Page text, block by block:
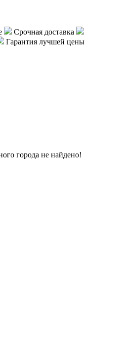
Срочная доставка
Гарантия лучшей цены
города не найдено!